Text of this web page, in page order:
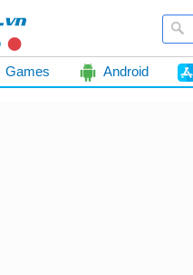
Games Android